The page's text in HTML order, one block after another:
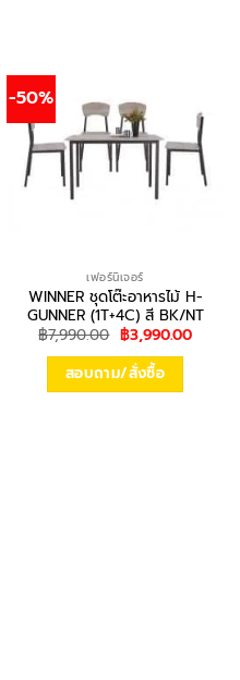
-50%
เฟอร์นิเจอร์
WINNER ชุดโต๊ะอาหารไม้ H-
GUNNER (1T+4C) สี BK/NT
฿7,990.00 Original
price
was:
฿7,990.00.
฿3,990.00
สอบถาม/สั่งซื้อ